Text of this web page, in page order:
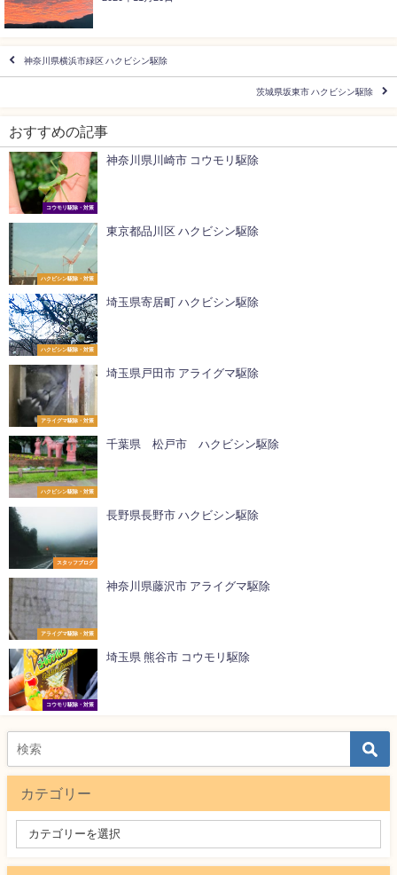
神奈川県横浜市緑区 ハクビシン駆除
茨城県坂東市 ハクビシン駆除
おすすめの記事
コウモリ駆除・対策
神奈川県川崎市 コウモリ駆除
ハクビシン駆除・対策
東京都品川区 ハクビシン駆除
ハクビシン駆除・対策
埼玉県寄居町 ハクビシン駆除
アライグマ駆除・対策
埼玉県戸田市 アライグマ駆除
ハクビシン駆除・対策
千葉県 松戸市 ハクビシン駆除
スタッフブログ
長野県長野市 ハクビシン駆除
アライグマ駆除・対策
神奈川県藤沢市 アライグマ駆除
コウモリ駆除・対策
埼玉県 熊谷市 コウモリ駆除
カテゴリー